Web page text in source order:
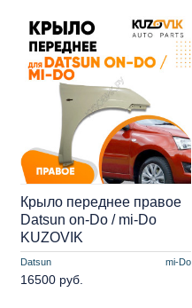
Datsun mi-Do
Крыло переднее правое
Datsun on-Do / mi-Do
KUZOVIK
16500 руб.